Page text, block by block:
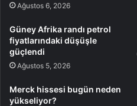
Ağustos 6, 2026
Güney Afrika randı petrol
fiyatlarındaki düşüşle
güçlendi
Ağustos 5, 2026
Merck hissesi bugün neden
yükseliyor?